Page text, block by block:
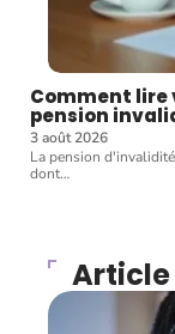
Comment
pension
3 août 2026
La pension
dont…